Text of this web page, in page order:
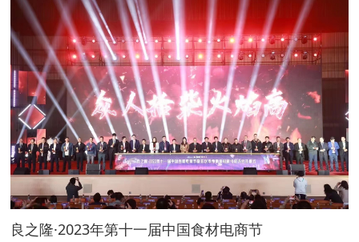
良之隆·2023年第十一届中国食材电商节